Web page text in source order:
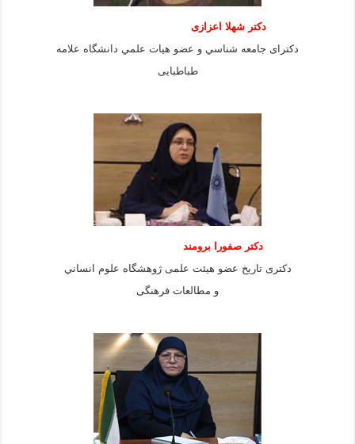
دكتر شهلا اعزازى
دكتراى جامعه شناسي و عضو هيات علمي دانشگاه علامه
طباطبايى
دكتر صفورا برومند
دكترى تاريخ عضو هيئت علمى ژوهشگاه علوم انساني
و مطالعات فرهنگى